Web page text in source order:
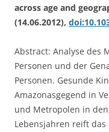
across age and
(14.06.2012),
Abstract: Analyse des
Personen und der
Personen. Gesunde
Amazonasgegend in
und Metropolen in
Lebensjahren reift